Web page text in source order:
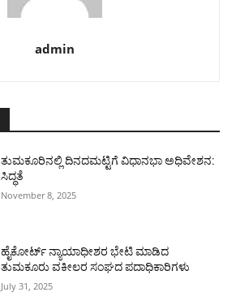
admin
ತುಮಕೂರಿನಲ್ಲಿ ದಿನದಮಟ್ಟಿಗೆ ವಿಧಾನಭಾ ಅಧಿವೇಶನ:
ಸಿದ್ಧತೆ
November 8, 2025
ಹೈಕೋರ್ಟ್ ನ್ಯಾಯಾಧೀಶರ ಭೇಟಿ ಮಾಡಿದ
ತುಮಕೂರು ವಕೀಲರ ಸಂಘದ ಪದಾಧಿಕಾರಿಗಳು
July 31, 2025